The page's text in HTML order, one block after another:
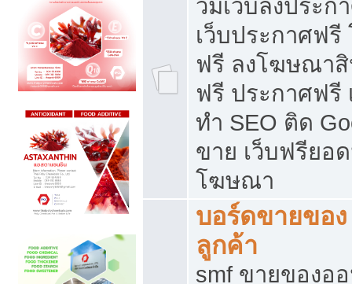
วมเว็บลงประก
เว็บประกาศฟ
ฟรี ลงโฆษณา
ฟรี ประกาศฟรี
ทำ SEO ติด
ขาย เว็บฟรียอ
โฆษณา
บอร์ดขายของ
ลูกค้า
smf ขายของอ